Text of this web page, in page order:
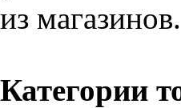
из
Категории